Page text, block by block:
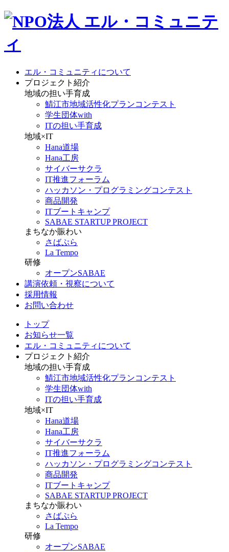
エル・コミュニティについて
プロジェクト紹介
地域の担い手育成
鯖江市地域活性化プランコンテスト
学生団体with
ITの担い手育成
地域×IT
Hana道場
Hana工房
サイバーサクラ
IT推進フォーラム
ハッカソン・プログラミングコンテスト
商品開発
ITブートキャンプ
SABAE STARTUP PROJECT
まちなか賑わい
さばぷら
La Tempo
研修
オープンSABAE
講演依頼・視察について
採用情報
お問い合わせ
トップ
お知らせ一覧
エル・コミュニティについて
プロジェクト紹介
地域の担い手育成
鯖江市地域活性化プランコンテスト
学生団体with
ITの担い手育成
地域×IT
Hana道場
Hana工房
サイバーサクラ
IT推進フォーラム
ハッカソン・プログラミングコンテスト
商品開発
ITブートキャンプ
SABAE STARTUP PROJECT
まちなか賑わい
さばぷら
La Tempo
研修
オープンSABAE